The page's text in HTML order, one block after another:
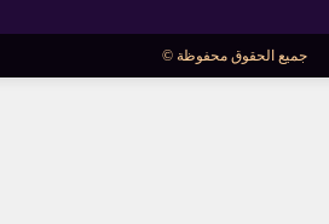
جميع الحقوق محفوظة ©